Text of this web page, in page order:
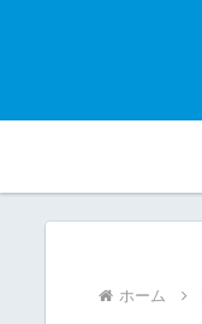
ホーム